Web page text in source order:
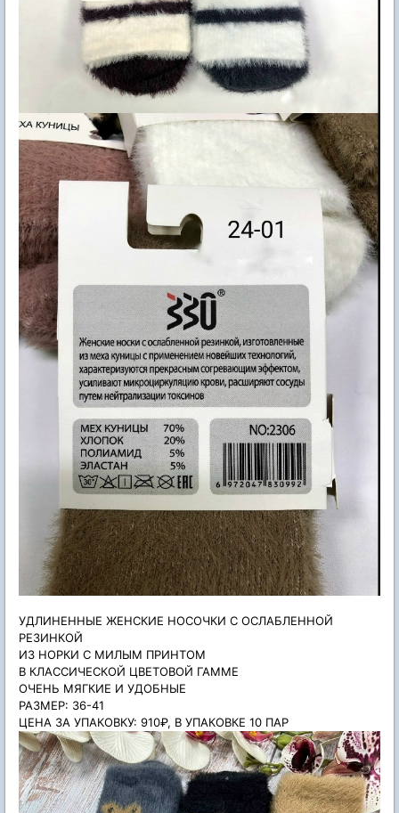
УДЛИНЕННЫЕ ЖЕНСКИЕ НОСОЧКИ С ОСЛАБЛЕННОЙ
РЕЗИНКОЙ
ИЗ НОРКИ С МИЛЫМ ПРИНТОМ
В КЛАССИЧЕСКОЙ ЦВЕТОВОЙ ГАММЕ
ОЧЕНЬ МЯГКИЕ И УДОБНЫЕ
РАЗМЕР: 36-41
ЦЕНА ЗА УПАКОВКУ: 910₽, В УПАКОВКЕ 10 ПАР